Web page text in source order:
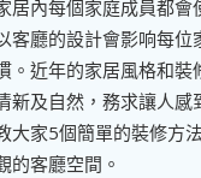
居內每個家庭成員都會
客廳的設計會影响每位
。近年的家居風格和裝
新及自然，務求讓人感
大家5個簡單的裝修方
的客廳空間。